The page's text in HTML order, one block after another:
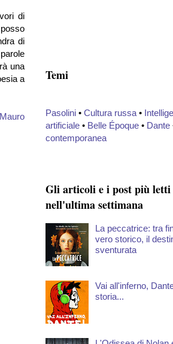
di
di
una
a
Temi
Pasolini • Cultura russa •
artificiale • Belle Époque • Dante
contemporanea
Gli articoli e i post più letti
nell'ultima settimana
La peccatrice: tra
vero storico, il
sventurata
Vai all'inferno,
storia...